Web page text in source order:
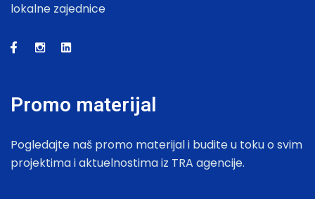
lokalne zajednice
Promo materijal
Pogledajte naš promo materijal i budite u toku o svim
projektima i aktuelnostima iz TRA agencije.